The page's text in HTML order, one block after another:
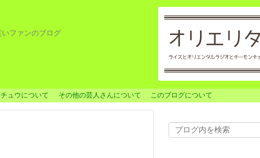
ファンのブログ
ュウについて その他の芸人さんについて このブログについて